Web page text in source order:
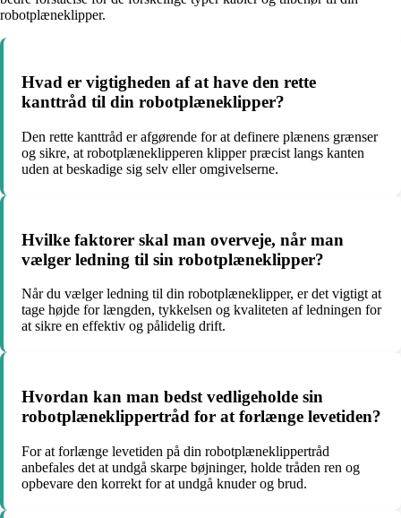
robotplæneklipper.
Hvad er vigtigheden af at have den rette
kanttråd til din robotplæneklipper?
Den rette kanttråd er afgørende for at definere plænens grænser
og sikre, at robotplæneklipperen klipper præcist langs kanten
uden at beskadige sig selv eller omgivelserne.
Hvilke faktorer skal man overveje, når man
vælger ledning til sin robotplæneklipper?
Når du vælger ledning til din robotplæneklipper, er det vigtigt at
tage højde for længden, tykkelsen og kvaliteten af ledningen for
at sikre en effektiv og pålidelig drift.
Hvordan kan man bedst vedligeholde sin
robotplæneklippertråd for at forlænge levetiden?
For at forlænge levetiden på din robotplæneklippertråd
anbefales det at undgå skarpe bøjninger, holde tråden ren og
opbevare den korrekt for at undgå knuder og brud.